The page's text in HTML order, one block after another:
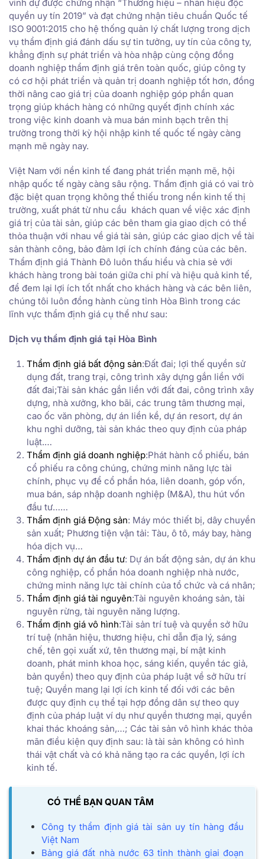
vinh dự được chứng nhận “Thương hiệu – nhãn hiệu độc
quyền uy tín 2019” và đạt chứng nhận tiêu chuẩn Quốc tế
ISO 9001:2015 cho hệ thống quản lý chất lượng trong dịch
vụ thẩm định giá đánh dấu sự tin tưởng, uy tín của công ty,
khẳng định sự phát triển và hòa nhập cùng cộng đồng
doanh nghiệp thẩm định giá trên toàn quốc, giúp công ty
có cơ hội phát triển và quản trị doanh nghiệp tốt hơn, đồng
thời nâng cao giá trị của doanh nghiệp góp phần quan
trọng giúp khách hàng có những quyết định chính xác
trong việc kinh doanh và mua bán minh bạch trên thị
trường trong thời kỳ hội nhập kinh tế quốc tế ngày càng
mạnh mẽ ngày nay.
Việt Nam với nền kinh tế đang phát triển mạnh mẽ, hội
nhập quốc tế ngày càng sâu rộng. Thẩm định giá có vai trò
đặc biệt quan trọng không thể thiếu trong nền kinh tế thị
trường, xuất phát từ nhu cầu khách quan về việc xác định
giá trị của tài sản, giúp các bên tham gia giao dịch có thể
thỏa thuận với nhau về giá tài sản, giúp các giao dịch về tài
sản thành công, bảo đảm lợi ích chính đáng của các bên.
Thẩm định giá Thành Đô luôn thấu hiểu và chia sẻ với
khách hàng trong bài toán giữa chi phí và hiệu quả kinh tế,
để đem lại lợi ích tốt nhất cho khách hàng và các bên liên,
chúng tôi luôn đồng hành cùng tỉnh Hòa Bình trong các
lĩnh vực thẩm định giá cụ thể như sau:
Dịch vụ thẩm định giá tại Hòa Bình
Thẩm định giá bất động sản:Đất đai; lợi thế quyền sử
dụng đất, trang trại, công trình xây dựng gắn liền với
đất đai;Tài sản khác gắn liền với đất đai, công trình xây
dựng, nhà xưởng, kho bãi, các trung tâm thương mại,
cao ốc văn phòng, dự án liền kề, dự án resort, dự án
khu nghỉ dưỡng, tài sản khác theo quy định của pháp
luật.…
Thẩm định giá doanh nghiệp:Phát hành cổ phiếu, bán
cổ phiếu ra công chúng, chứng minh năng lực tài
chính, phục vụ để cổ phần hóa, liên doanh, góp vốn,
mua bán, sáp nhập doanh nghiệp (M&A), thu hút vốn
đầu tư……
Thẩm định giá Động sản: Máy móc thiết bị, dây chuyền
sản xuất; Phương tiện vận tải: Tàu, ô tô, máy bay, hàng
hóa dịch vụ…
Thẩm định dự án đầu tư: Dự án bất động sản, dự án khu
công nghiệp, cổ phần hóa doanh nghiệp nhà nước,
chứng minh năng lực tài chính của tổ chức và cá nhân;
Thẩm định giá tài nguyên:Tài nguyên khoáng sản, tài
nguyên rừng, tài nguyên năng lượng.
Thẩm định giá vô hình:Tài sản trí tuệ và quyền sở hữu
trí tuệ (nhãn hiệu, thương hiệu, chỉ dẫn địa lý, sáng
chế, tên gọi xuất xứ, tên thương mại, bí mật kinh
doanh, phát minh khoa học, sáng kiến, quyền tác giả,
bản quyền) theo quy định của pháp luật về sở hữu trí
tuệ; Quyền mang lại lợi ích kinh tế đối với các bên
được quy định cụ thể tại hợp đồng dân sự theo quy
định của pháp luật ví dụ như quyền thương mại, quyền
khai thác khoáng sản,…; Các tài sản vô hình khác thỏa
mãn điều kiện quy định sau: là tài sản không có hình
thái vật chất và có khả năng tạo ra các quyền, lợi ích
kinh tế.
CÓ THỂ BẠN QUAN TÂM
Công ty thẩm định giá tài sản uy tín hàng đầu
Việt Nam
Bảng giá đất nhà nước 63 tỉnh thành giai đoạn